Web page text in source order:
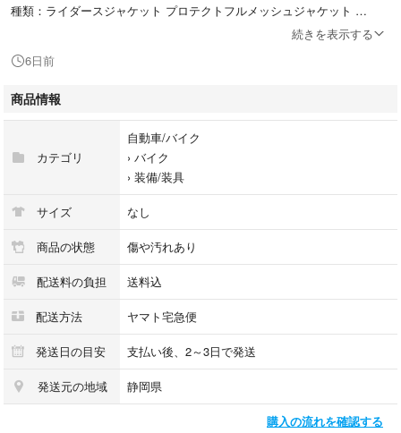
種類：ライダースジャケット プロテクトフルメッシュジャケット
型番：JK-162
【実寸・平置き測定】
肩幅(cm)：40.5 （左の外側の縫い目から右の外側の縫い目までを直線で測
身幅(cm)：50 （両脇の付け根を直線で測った長さ）
着丈(cm)：67 （後ろ襟の付け根から後ろ中心を通って裾までの長さ）
袖丈(cm)：62 （肩の縫い目から袖口までを測った長さ）
プロテクター装着済み箇所：肩 肘 胸 背中
この度は当店の商品をご覧いただき、誠にありがとうございます。
当店はリユースショップとして、「まだ使える価値あるモノ」を次のお客
様へお届けすることを目的に、日々取り組んでおります。
中古品を安心してお迎えいただくために、以下の内容をご確認のうえご購
入をお願いいたします。
________________________________________
1-1. 一般商品
弊社はリユース（中古）品を取り扱う店舗です。
続きを表示する
6日前
商品情報
カテゴリ
自動車/バイク
› バイク
› 装備/装具
サイズ なし
商品の状態 傷や汚れあり
配送料の負担 送料込
配送方法 ヤマト宅急便
発送日の目安 支払い後、2～3日で発送
発送元の地域 静岡県
購入の流れを確認する